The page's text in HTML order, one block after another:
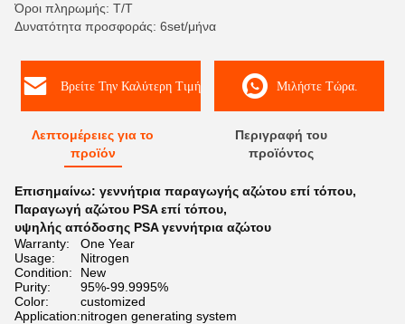
Όροι πληρωμής: Τ/Τ
Δυνατότητα προσφοράς: 6set/μήνα
Βρείτε Την Καλύτερη Τιμή Μιλήστε Τώρα.
Λεπτομέρειες για το
προϊόν
Περιγραφή του
προϊόντος
Επισημαίνω: γεννήτρια παραγωγής αζώτου επί τόπου,
Παραγωγή αζώτου PSA επί τόπου,
υψηλής απόδοσης PSA γεννήτρια αζώτου
Warranty:
One Year
Usage:
Nitrogen
Condition:
New
Purity:
95%-99.9995%
Color:
customized
Application:nitrogen generating system